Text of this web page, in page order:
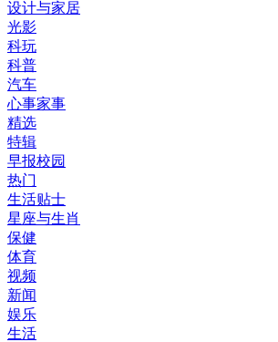
设计与家居
光影
科玩
科普
汽车
心事家事
精选
特辑
早报校园
热门
生活贴士
星座与生肖
保健
体育
视频
新闻
娱乐
生活